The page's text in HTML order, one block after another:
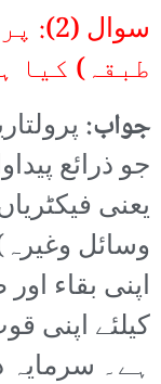
طبقہ) کیا
جواب:
جو ذرائع
یعنی
وسائل
اپنی بقاء
کیلئے اپنی
ہے۔ سرمایہ